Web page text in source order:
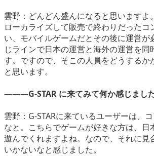
雲野：どんどん盛んになると思いますよ
ローカライズして販売で終わりだったコ
い、モバイルゲームだとその後に運営が
じラインで日本の運営と海外の運営を同
す。ですので、そこの人員をどうするか
と思います。
―――G-STAR に来てみて何か感じました
雲野：G-STARに来ているユーザーは、
なと。こちらでゲームが好きな方は、日
遊んでくれますよね。なので、それに見
いかないなと感じました。